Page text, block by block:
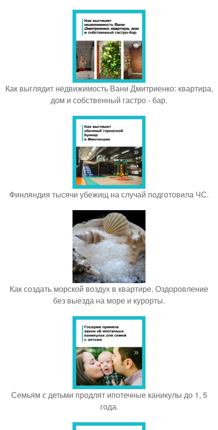
Как выглядит недвижимость Вани Дмитриенко: квартира,
дом и собственный гастро - бар.
Финляндия тысячи убежищ на случай подготовила ЧС.
Как создать морской воздух в квартире. Оздоровление
без выезда на море и курорты.
Семьям с детьми продлят ипотечные каникулы до 1, 5
года.